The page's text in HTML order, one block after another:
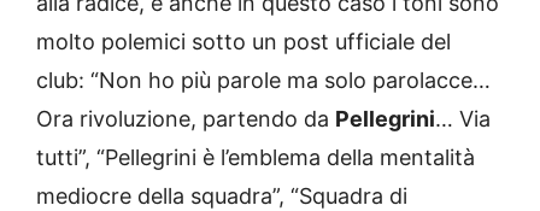
molto polemici sotto un post ufficiale del
club: “Non ho più parole ma solo parolacce…
Ora rivoluzione, partendo da Pellegrini… Via
tutti”, “Pellegrini è l’emblema della mentalità
mediocre della squadra”, “Squadra di